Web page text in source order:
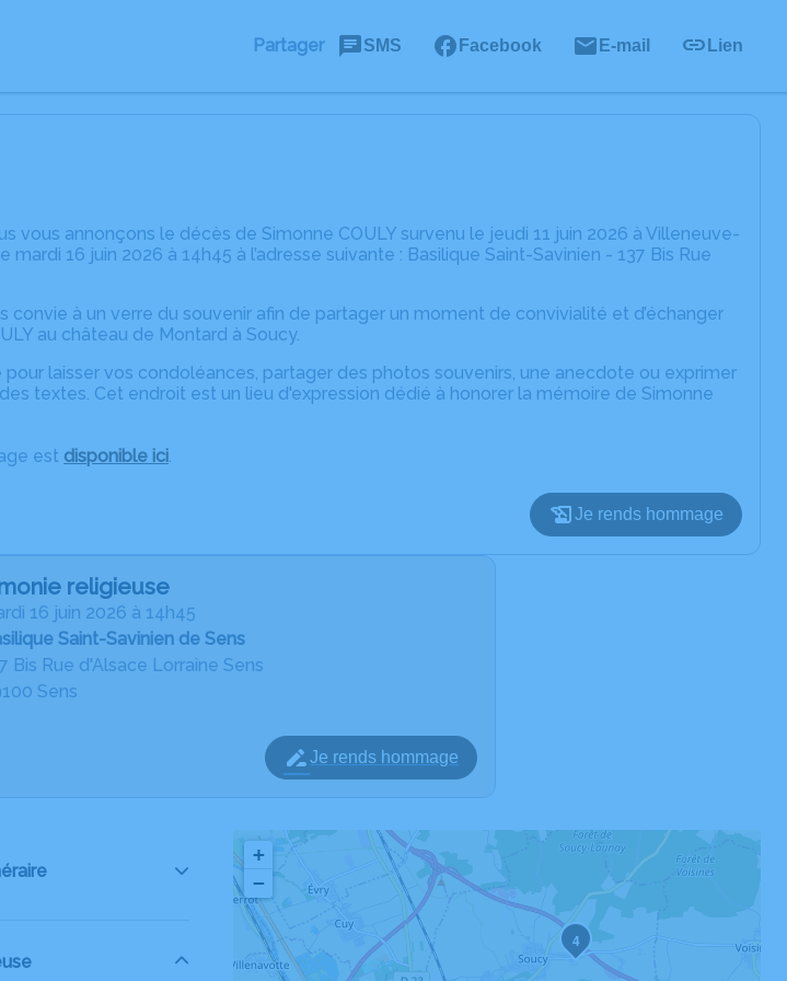
Partager SMS Facebook E-mail Lien
vous annonçons le décès de Simonne COULY survenu le jeudi 11 juin 2026 à Villeneuve-
16 juin 2026 à 14h45 à l’adresse suivante : Basilique Saint-Savinien - 137 Bis Rue
convie à un verre du souvenir afin de partager un moment de convivialité et d’échanger
au château de Montard à Soucy.
laisser vos condoléances, partager des photos souvenirs, une anecdote ou exprimer
textes. Cet endroit est un lieu d'expression dédié à honorer la mémoire de Simonne
est disponible ici.
Je rends hommage
religieuse
16 juin 2026 à 14h45
Saint-Savinien de Sens
Bis Rue d'Alsace Lorraine Sens
Sens
Je rends hommage
4
+
−